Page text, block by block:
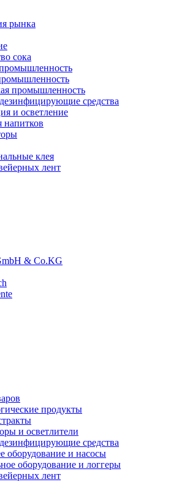
рынка
сока
промышленность
средства
и осветление
напитков
клея
лент
& Co.KG
продукты
и осветлители
средства
оборудование и насосы
оборудование и логгеры
лент